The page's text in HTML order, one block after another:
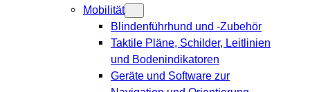
Mobilität
Blindenführhund und -Zubehör
Taktile Pläne, Schilder, Leitlinien
und Bodenindikatoren
Geräte und Software zur